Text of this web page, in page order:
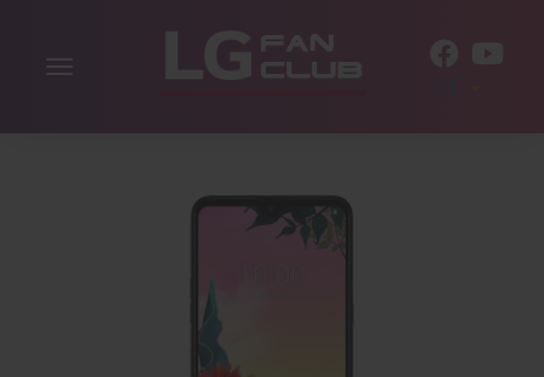
Navigation